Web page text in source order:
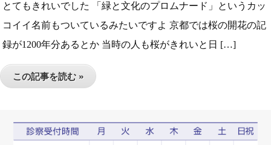
とてもきれいでした 「緑と文化のプロムナード」というカッ
コイイ名前もついているみたいですよ 京都では桜の開花の記
録が1200年分あるとか 当時の人も桜がきれいと日 […]
この記事を読む »